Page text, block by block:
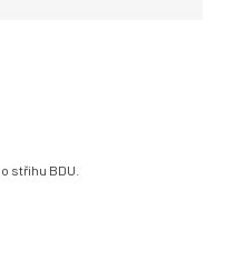
střihu BDU.